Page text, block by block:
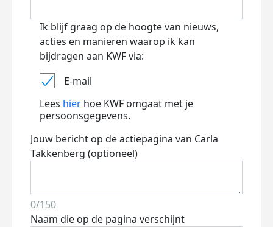
Ik blijf graag op de hoogte van nieuws,
acties en manieren waarop ik kan
bijdragen aan KWF via:
E-mail
Lees hier hoe KWF omgaat met je
persoonsgegevens.
Jouw bericht op de actiepagina van Carla
Takkenberg (optioneel)
0/150
Naam die op de pagina verschijnt